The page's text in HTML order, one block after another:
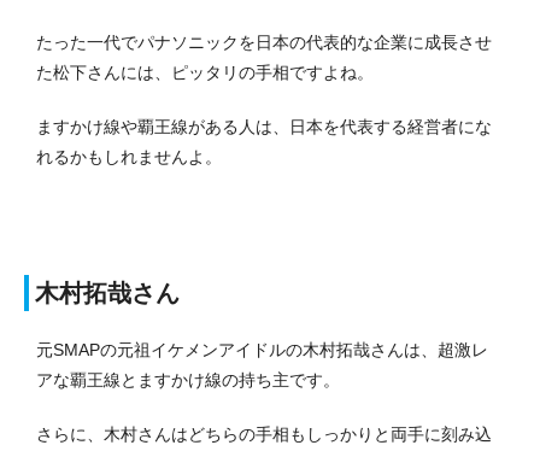
たった一代でパナソニックを日本の代表的な企業に成長させ
た松下さんには、ピッタリの手相ですよね。
ますかけ線や覇王線がある人は、日本を代表する経営者にな
れるかもしれませんよ。
木村拓哉さん
元SMAPの元祖イケメンアイドルの木村拓哉さんは、超激レ
アな覇王線とますかけ線の持ち主です。
さらに、木村さんはどちらの手相もしっかりと両手に刻み込